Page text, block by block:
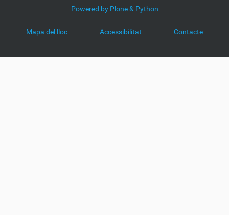
Powered by Plone & Python
Mapa del lloc Accessibilitat Contacte